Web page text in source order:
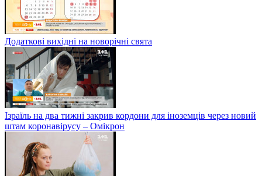
Додаткові вихідні на новорічні свята
Ізраїль на два тижні закрив кордони для іноземців через новий
штам коронавірусу – Омікрон